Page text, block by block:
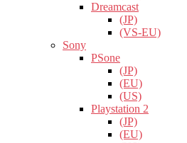
Dreamcast
(JP)
(VS-EU)
Sony
PSone
(JP)
(EU)
(US)
Playstation 2
(JP)
(EU)